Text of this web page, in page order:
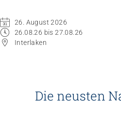
26. August 2026
26.08.26 bis 27.08.26
Interlaken
Die neusten